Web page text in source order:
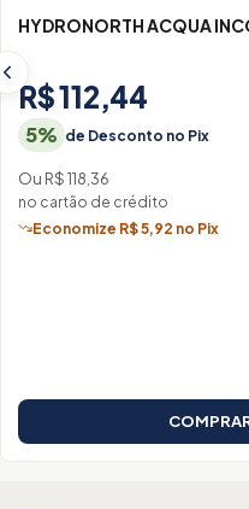
HYDRONORTH ACQUA
R$ 112,44
5% de Desconto no Pix
Ou R$ 118,36
no cartão de crédito
Economize R$ 5,92 no Pix